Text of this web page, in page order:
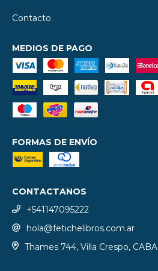
Contacto
MEDIOS DE PAGO
FORMAS DE ENVÍO
CONTACTANOS
+541147095222
hola@fetichelibros.com.ar
Thames 744, Villa Crespo, CABA